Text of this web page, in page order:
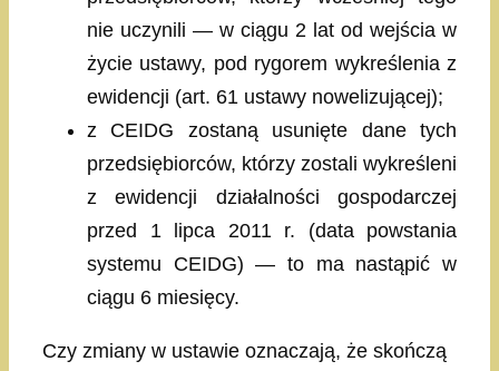
nie uczynili — w ciągu 2 lat od wejścia w
życie ustawy, pod rygorem wykreślenia z
ewidencji (art. 61 ustawy nowelizującej);
z CEIDG zostaną usunięte dane tych
przedsiębiorców, którzy zostali wykreśleni
z ewidencji działalności gospodarczej
przed 1 lipca 2011 r. (data powstania
systemu CEIDG) — to ma nastąpić w
ciągu 6 miesięcy.
Czy zmiany w ustawie oznaczają, że skończą